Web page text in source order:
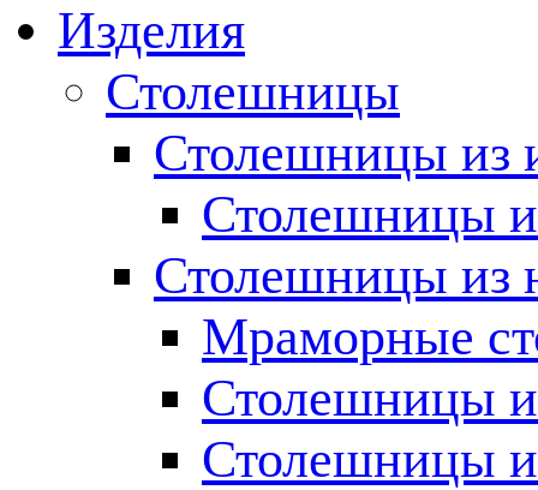
Изделия
Столешницы
Столешницы из
Столешницы
Столешницы из
Мраморные
Столешницы
Столешницы